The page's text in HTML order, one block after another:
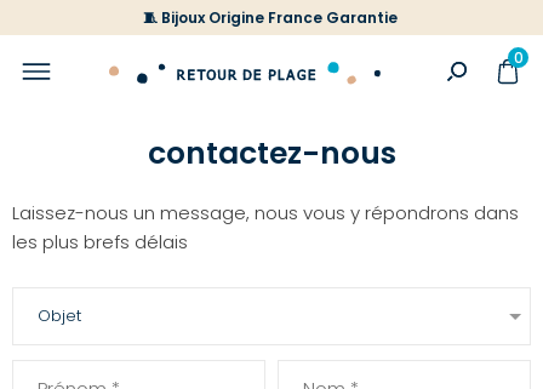
🧵 Bijoux Origine France Garantie
0
contactez-nous
Laissez-nous un message, nous vous y répondrons dans
les plus brefs délais